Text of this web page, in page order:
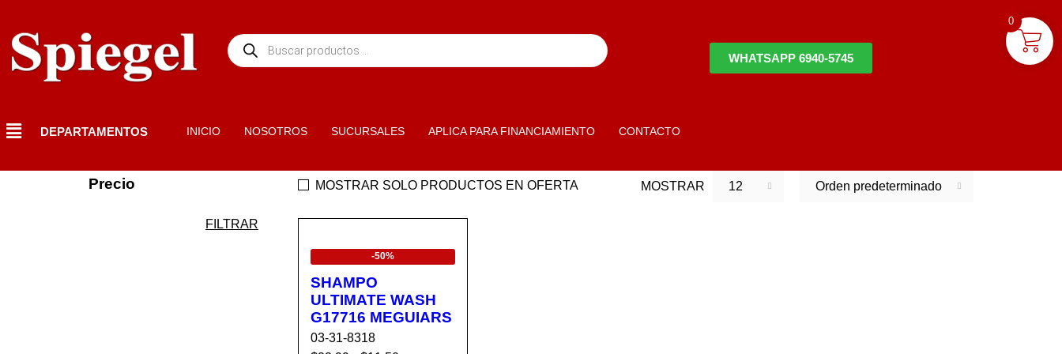
WHATSAPP 6940-5745
DEPARTAMENTOS INICIO NOSOTROS SUCURSALES APLICA PARA FINANCIAMIENTO CONTACTO
Precio
FILTRAR
Orden predeterminado
MOSTRAR 12
MOSTRAR SOLO PRODUCTOS EN OFERTA
-50%
SHAMPO
ULTIMATE WASH
G17716 MEGUIARS
03-31-8318
0